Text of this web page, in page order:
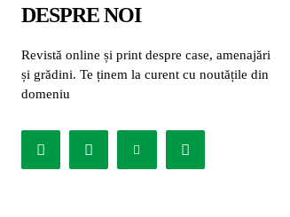
DESPRE NOI
Revistă online și print despre case, amenajări
și grădini. Te ținem la curent cu noutățile din
domeniu